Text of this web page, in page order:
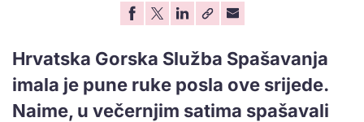
Hrvatska Gorska Služba Spašavanja
imala je pune ruke posla ove srijede.
Naime, u večernjim satima spašavali